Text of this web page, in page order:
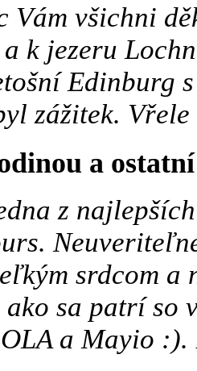
Vám všichni
k jezeru
Edinburg
zážitek.
a
z
srdcom a
sa patrí so
a Mayio